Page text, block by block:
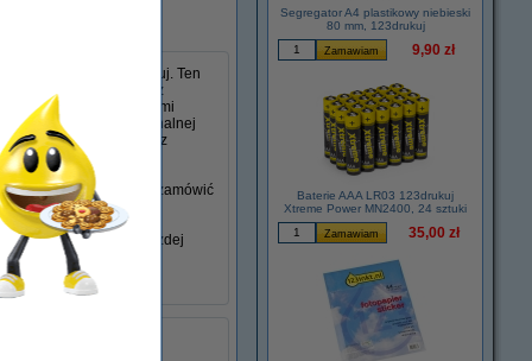
45 W w wersji 123drukuj. Ten
mm i jest kompatybilny z
sobie ze wszystkimi
jako zamiennik oryginalnej
niezawodność i wygodę z
nie posiadasz, możesz zamówić
swojego laptopa w każdej
Segregator A4 plastikowy niebieski
80 mm, 123drukuj
9,90 zł
Baterie AAA LR03 123drukuj
Xtreme Power MN2400, 24 sztuki
35,00 zł